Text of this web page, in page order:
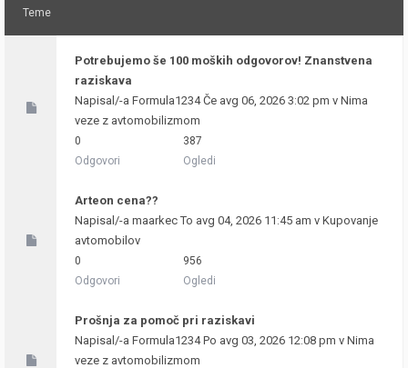
Teme
Potrebujemo še 100 moških odgovorov! Znanstvena
raziskava
Napisal/-a Formula1234Če avg 06, 2026 3:02 pm v Nima
veze z avtomobilizmom
0
Odgovori
387
Ogledi
Arteon cena??
Napisal/-a maarkecTo avg 04, 2026 11:45 am v Kupovanje
avtomobilov
0
Odgovori
956
Ogledi
Prošnja za pomoč pri raziskavi
Napisal/-a Formula1234Po avg 03, 2026 12:08 pm v Nima
veze z avtomobilizmom